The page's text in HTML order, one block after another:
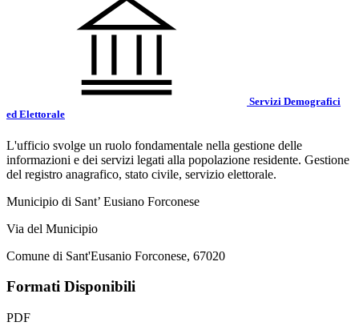
Servizi Demografici
ed Elettorale
L'ufficio svolge un ruolo fondamentale nella gestione delle
informazioni e dei servizi legati alla popolazione residente. Gestione
del registro anagrafico, stato civile, servizio elettorale.
Municipio di Sant’ Eusiano Forconese
Via del Municipio
Comune di Sant'Eusanio Forconese, 67020
Formati Disponibili
PDF